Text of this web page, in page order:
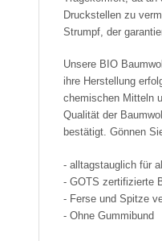
Druckstellen zu
Strumpf, der
Unsere BIO
ihre Herstellung
chemischen Mitteln
Qualität der
bestätigt. Gönnen
- alltagstauglich für
- GOTS zertifizierte
- Ferse und Spitze
- Ohne Gummibund